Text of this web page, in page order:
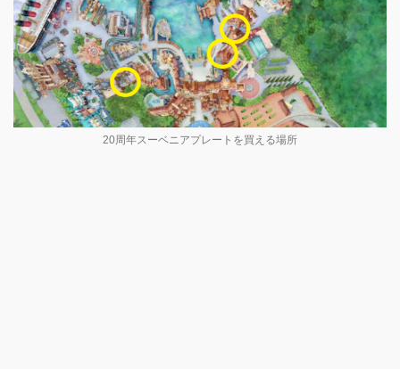
20周年スーベニアプレートを買える場所